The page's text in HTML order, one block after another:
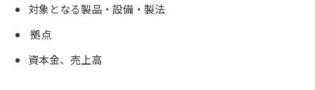
対象となる製品・設備・製法
拠点
資本金、売上高